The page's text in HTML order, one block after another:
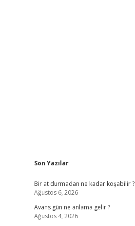
Sidebar
Son Yazılar
Bir at durmadan ne kadar koşabilir ?
Ağustos 6, 2026
Avans gün ne anlama gelir ?
Ağustos 4, 2026